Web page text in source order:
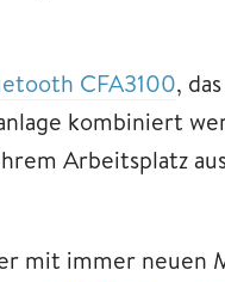
CFA3100,
kombiniert
Arbeitsplatz
mit immer neuen